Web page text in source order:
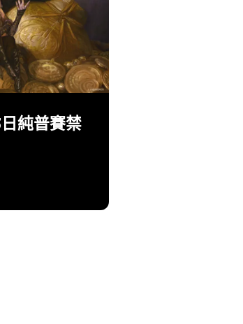
日純普賽禁